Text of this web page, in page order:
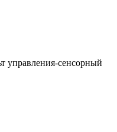
управления-сенсорный